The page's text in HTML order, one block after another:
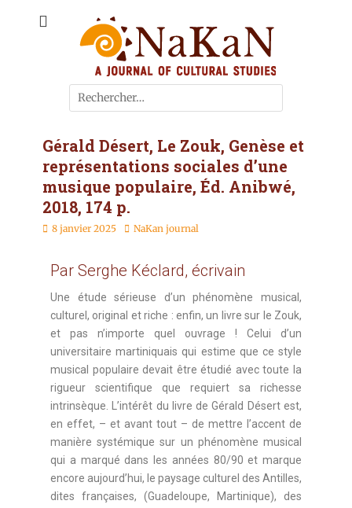
Journal NaKaN
A journal of cultural studies
Gérald Désert, Le Zouk, Genèse et
représentations sociales d’une
musique populaire, Éd. Anibwé,
2018, 174 p.
8 janvier 2025 NaKan journal
Par Serghe Kéclard, écrivain
Une étude sérieuse d’un phénomène musical,
culturel, original et riche : enfin, un livre sur le Zouk,
et pas n’importe quel ouvrage ! Celui d’un
universitaire martiniquais qui estime que ce style
musical populaire devait être étudié avec toute la
rigueur scientifique que requiert sa richesse
intrinsèque. L’intérêt du livre de Gérald Désert est,
en effet, – et avant tout – de mettre l’accent de
manière systémique sur un phénomène musical
qui a marqué dans les années 80/90 et marque
encore aujourd’hui, le paysage culturel des Antilles,
dites françaises, (Guadeloupe, Martinique), des